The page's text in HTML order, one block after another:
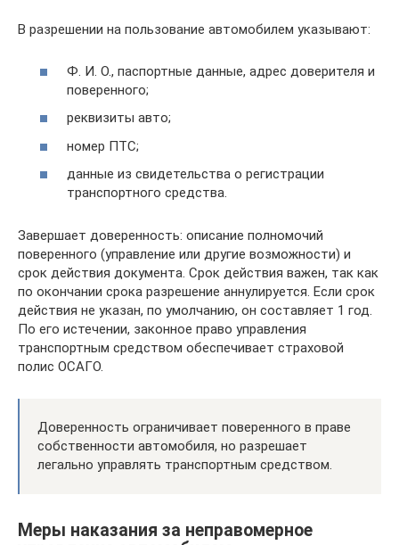
В разрешении на пользование автомобилем указывают:
Ф. И. О., паспортные данные, адрес доверителя и
поверенного;
реквизиты авто;
номер ПТС;
данные из свидетельства о регистрации
транспортного средства.
Завершает доверенность: описание полномочий
поверенного (управление или другие возможности) и
срок действия документа. Срок действия важен, так как
по окончании срока разрешение аннулируется. Если срок
действия не указан, по умолчанию, он составляет 1 год.
По его истечении, законное право управления
транспортным средством обеспечивает страховой
полис ОСАГО.
Доверенность ограничивает поверенного в праве
собственности автомобиля, но разрешает
легально управлять транспортным средством.
Меры наказания за неправомерное